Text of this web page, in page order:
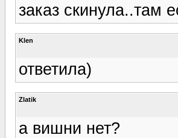
заказ скинула..там
Klen
ответила)
Zlatik
а вишни нет?